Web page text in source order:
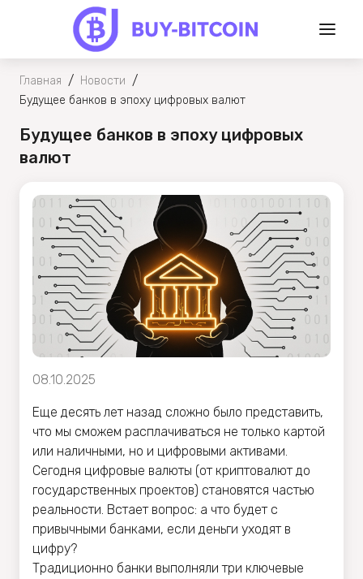
Главная / Новости /
Будущее банков в эпоху цифровых валют
Будущее банков в эпоху цифровых
валют
08.10.2025
Еще десять лет назад сложно было представить,
что мы сможем расплачиваться не только картой
или наличными, но и цифровыми активами.
Сегодня цифровые валюты (от криптовалют до
государственных проектов) становятся частью
реальности. Встает вопрос: а что будет с
привычными банками, если деньги уходят в
цифру?
Традиционно банки выполняли три ключевые